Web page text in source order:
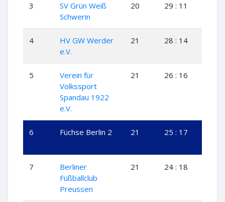
3
SV Grün Weiß
Schwerin
20 29 : 11
4
HV GW Werder
e.V.
21 28 : 14
5
Verein für
Volkssport
Spandau 1922
e.V.
21 26 : 16
6 Füchse Berlin 2 21 25 : 17
7
Berliner
Fußballclub
Preussen
21 24 : 18